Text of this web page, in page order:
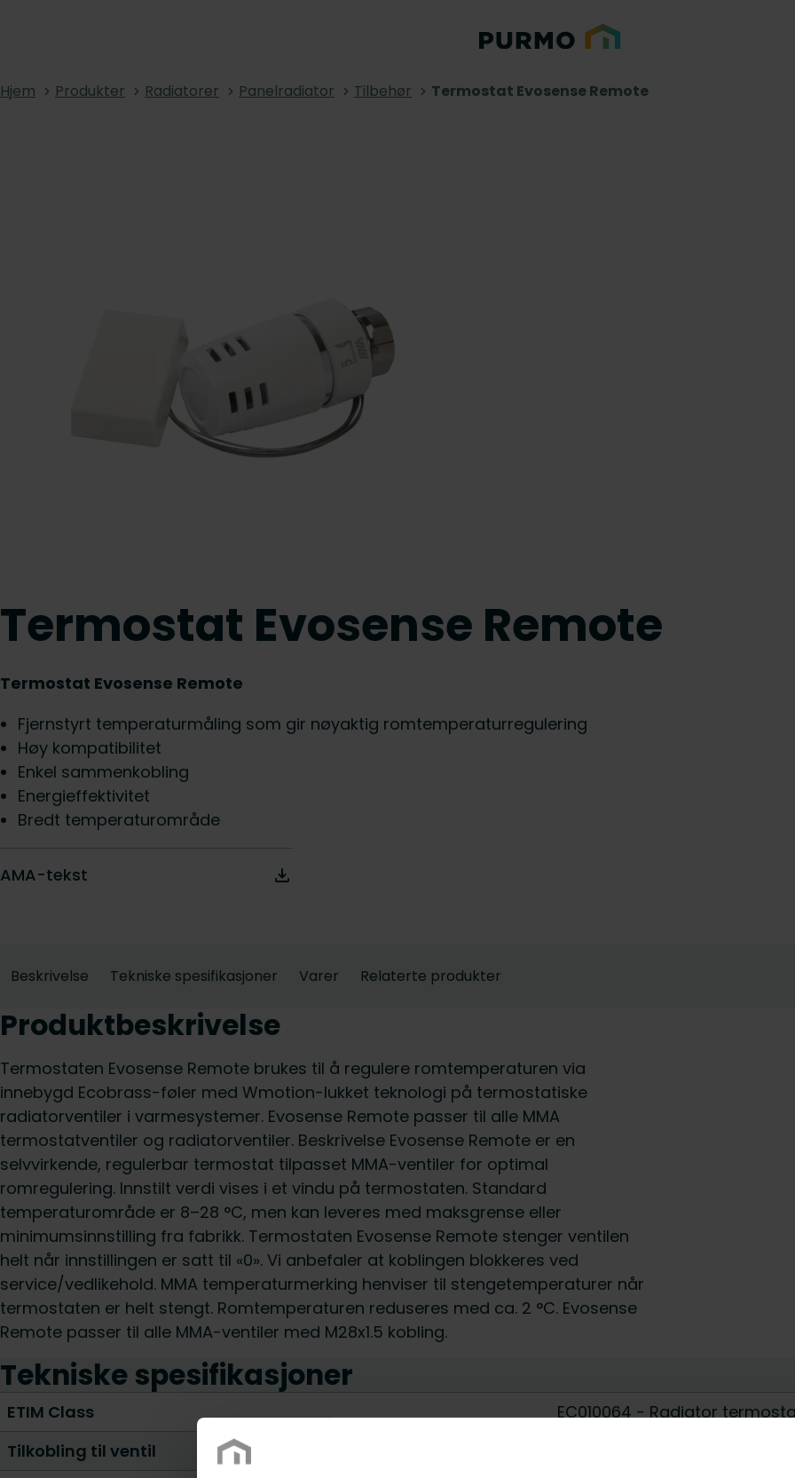
Hjem Produkter Radiatorer Panelradiator Tilbehør Termostat Evosense Remote
Termostat Evosense Remote
Termostat Evosense Remote
Fjernstyrt temperaturmåling som gir nøyaktig romtemperaturregulering
Høy kompatibilitet
Enkel sammenkobling
Energieffektivitet
Bredt temperaturområde
AMA-tekst
Beskrivelse Tekniske spesifikasjoner Varer Relaterte produkter
Produktbeskrivelse
Termostaten Evosense Remote brukes til å regulere romtemperaturen via
innebygd Ecobrass-føler med Wmotion-lukket teknologi på termostatiske
radiatorventiler i varmesystemer. Evosense Remote passer til alle MMA
termostatventiler og radiatorventiler. Beskrivelse Evosense Remote er en
selvvirkende, regulerbar termostat tilpasset MMA-ventiler for optimal
romregulering. Innstilt verdi vises i et vindu på termostaten. Standard
temperaturområde er 8–28 °C, men kan leveres med maksgrense eller
minimumsinnstilling fra fabrikk. Termostaten Evosense Remote stenger ventilen
helt når innstillingen er satt til «0». Vi anbefaler at koblingen blokkeres ved
service/vedlikehold. MMA temperaturmerking henviser til stengetemperaturer når
termostaten er helt stengt. Romtemperaturen reduseres med ca. 2 °C. Evosense
Remote passer til alle MMA-ventiler med M28x1.5 kobling.
Tekniske spesifikasjoner
ETIM Class
EC010064 - Radiator
Tilkobling til ventil